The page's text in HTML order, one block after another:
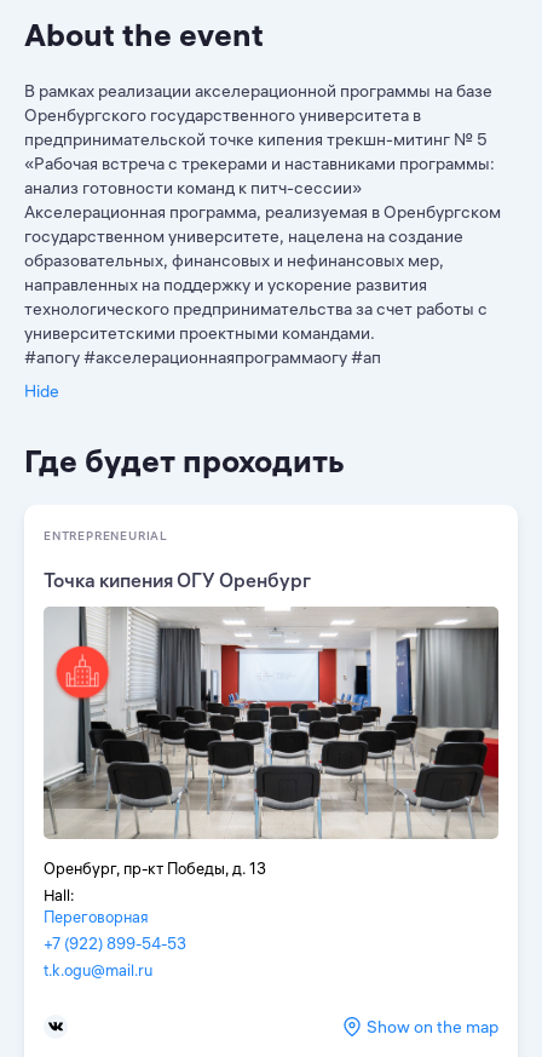
About the event
В рамках реализации акселерационной программы на базе
Оренбургского государственного университета в
предпринимательской точке кипения трекшн-митинг № 5
«Рабочая встреча с трекерами и наставниками программы:
анализ готовности команд к питч-сессии»
Акселерационная программа, реализуемая в Оренбургском
государственном университете, нацелена на создание
образовательных, финансовых и нефинансовых мер,
направленных на поддержку и ускорение развития
технологического предпринимательства за счет работы с
университетскими проектными командами.
#апогу #акселерационнаяпрограммаогу #ап
Hide
Где будет проходить
ENTREPRENEURIAL
Точка кипения ОГУ Оренбург
Оренбург, пр-кт Победы, д. 13
Hall:
Переговорная
+7 (922) 899-54-53
t.k.ogu@mail.ru
Show on the map